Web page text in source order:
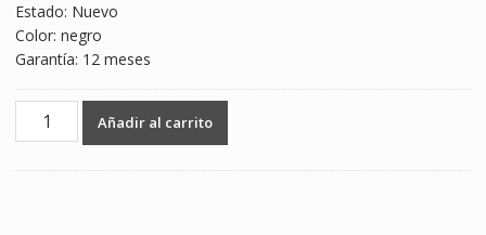
Estado: Nuevo
Color: negro
Garantía: 12 meses
Batería
Añadir al carrito